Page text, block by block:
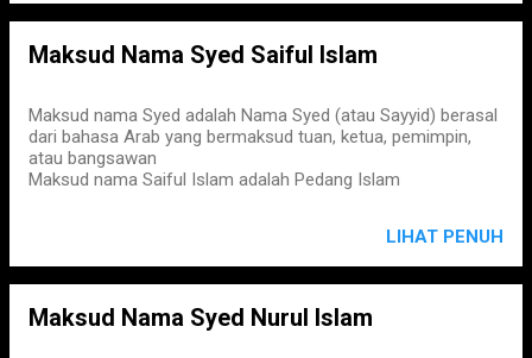
Maksud Nama Syed Saiful Islam
Maksud nama Syed adalah Nama Syed (atau Sayyid) berasal
dari bahasa Arab yang bermaksud tuan, ketua, pemimpin,
atau bangsawan
Maksud nama Saiful Islam adalah Pedang Islam
LIHAT PENUH
Maksud Nama Syed Nurul Islam